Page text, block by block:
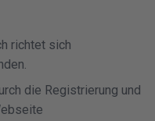
richtet sich
die Registrierung und